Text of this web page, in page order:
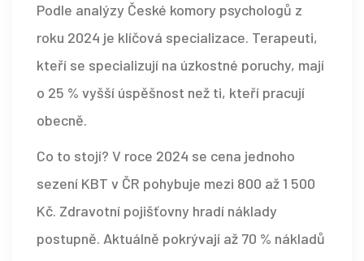
Podle analýzy České komory psychologů z
roku 2024 je klíčová specializace. Terapeuti,
kteří se specializují na úzkostné poruchy, mají
o 25 % vyšší úspěšnost než ti, kteří pracují
obecně.
Co to stojí? V roce 2024 se cena jednoho
sezení KBT v ČR pohybuje mezi 800 až 1 500
Kč. Zdravotní pojišťovny hradí náklady
postupně. Aktuálně pokrývají až 70 % nákladů